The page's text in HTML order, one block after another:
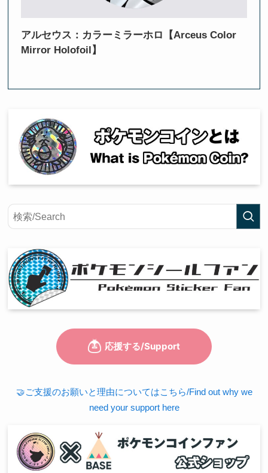
アルセウス：カラーミラーホロ【Arceus Color
Mirror Holofoil】
🤝ご支援のお願いと理由についてはこちら/Find out why we
need your support here